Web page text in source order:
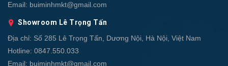
Email: buiminhmkt@gmail.com
Showroom Lê Trọng Tấn
Địa chỉ: Số 285 Lê Trọng Tấn, Dương Nội, Hà Nội, Việt Nam
Hotline: 0847.550.033
Email: buiminhmkt@gmail.com